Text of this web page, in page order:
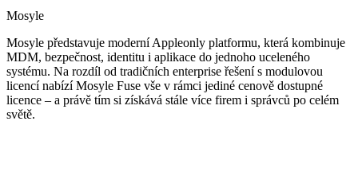
Mosyle
Mosyle představuje moderní Appleonly platformu, která kombinuje
MDM, bezpečnost, identitu i aplikace do jednoho uceleného
systému. Na rozdíl od tradičních enterprise řešení s modulovou
licencí nabízí Mosyle Fuse vše v rámci jediné cenově dostupné
licence – a právě tím si získává stále více firem i správců po celém
světě.